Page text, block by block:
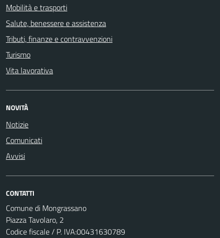
Mobilità e trasporti
Salute, benessere e assistenza
Tributi, finanze e contravvenzioni
Turismo
Vita lavorativa
NOVITÀ
Notizie
Comunicati
Avvisi
CONTATTI
Comune di Mongrassano
Piazza Tavolaro, 2
Codice fiscale / P. IVA:00431630789